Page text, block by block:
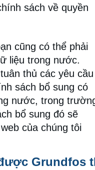
sách về quyền
cũng có thể phải
liệu trong nước.
thủ các yêu cầu
sách bổ sung có
nước, trong
bổ sung đó sẽ
của chúng tôi
Grundfos